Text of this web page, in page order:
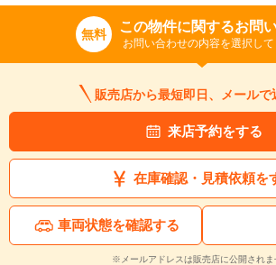
無料 この物件に関するお問
お問い合わせの内容を選択し
販売店から最短即日、メールで
来店予約をする
在庫確認・見積依頼を
車両状態を確認する
※メールアドレスは販売店に公開されま